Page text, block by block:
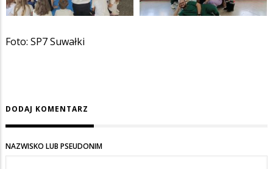
Foto: SP7 Suwałki
DODAJ KOMENTARZ
NAZWISKO LUB PSEUDONIM